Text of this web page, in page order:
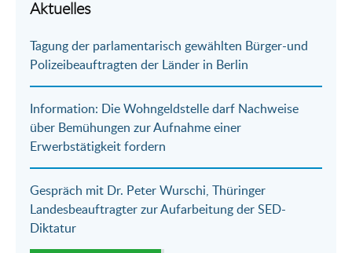
Mail
Aktuelles
Tagung der parlamentarisch gewählten Bürger-und
Polizeibeauftragten der Länder in Berlin
Information: Die Wohngeldstelle darf Nachweise
über Bemühungen zur Aufnahme einer
Erwerbstätigkeit fordern
Gespräch mit Dr. Peter Wurschi, Thüringer
Landesbeauftragter zur Aufarbeitung der SED-
Diktatur